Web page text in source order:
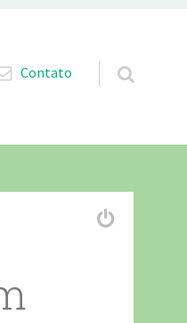
Contato